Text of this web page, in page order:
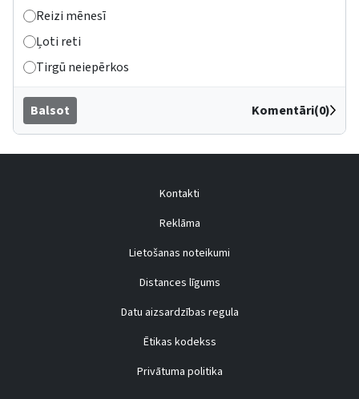
Reizi mēnesī
Ļoti reti
Tirgū neiepērkos
Balsot Komentāri(0)
Kontakti
Reklāma
Lietošanas noteikumi
Distances līgums
Datu aizsardzības regula
Ētikas kodekss
Privātuma politika